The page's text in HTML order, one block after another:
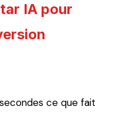
IA pour
ce que fait